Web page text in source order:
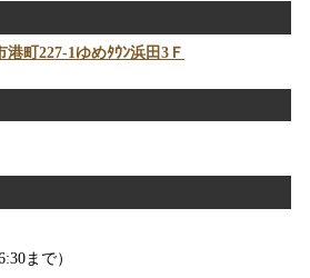
町227-1ゆめﾀｳﾝ浜田3Ｆ
まで）